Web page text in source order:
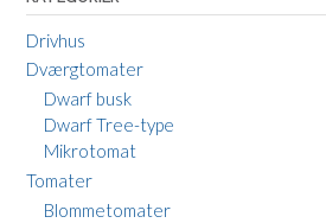
Drivhus
Dværgtomater
Dwarf busk
Dwarf Tree-type
Mikrotomat
Tomater
Blommetomater